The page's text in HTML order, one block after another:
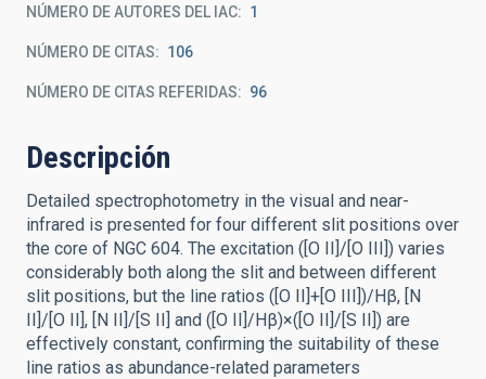
NÚMERO DE AUTORES DEL IAC 1
NÚMERO DE CITAS 106
NÚMERO DE CITAS REFERIDAS 96
Descripción
Detailed spectrophotometry in the visual and near-
infrared is presented for four different slit positions over
the core of NGC 604. The excitation ([O II]/[O III]) varies
considerably both along the slit and between different
slit positions, but the line ratios ([O II]+[O III])/Hβ, [N
II]/[O II], [N II]/[S II] and ([O II]/Hβ)×([O II]/[S II]) are
effectively constant, confirming the suitability of these
line ratios as abundance-related parameters